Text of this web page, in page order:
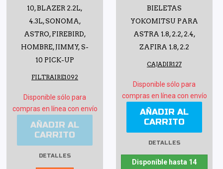
10, BLAZER 2.2L,
4.3L, SONOMA,
ASTRO, FIREBIRD,
HOMBRE, JIMMY, S-
10 PICK-UP
FILTRAIRE1092
Disponible sólo para
compras en línea con envío
AÑADIR AL
CARRITO
DETALLES
BIELETAS
YOKOMITSU PARA
ASTRA 1.8, 2.2, 2.4,
ZAFIRA 1.8, 2.2
CAJADIR127
Disponible sólo para
compras en línea con envío
AÑADIR AL
CARRITO
DETALLES
Disponible hasta 14